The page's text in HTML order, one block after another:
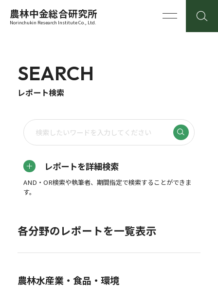
農林中金総合研究所
Norinchukin Research Institute Co., Ltd.
SEARCH
レポート検索
レポートを詳細検索
AND・OR検索や執筆者、期間指定で検索することができま
す。
各分野のレポートを一覧表示
農林水産業・食品・環境